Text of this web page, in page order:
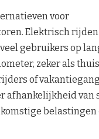
voor
Elektrisch
gebruikers op
zeker als
of
afhankelijkheid van
belastingen